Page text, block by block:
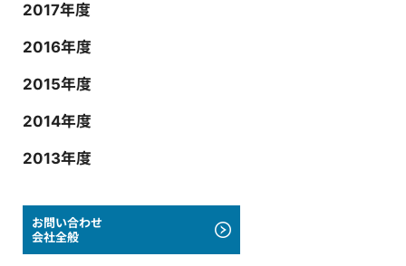
2017年度
2016年度
2015年度
2014年度
2013年度
お問い合わせ
会社全般